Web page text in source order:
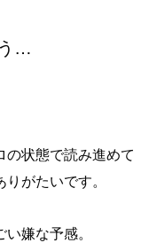
…
の状態で読み進めて
がたいです。
嫌な予感。